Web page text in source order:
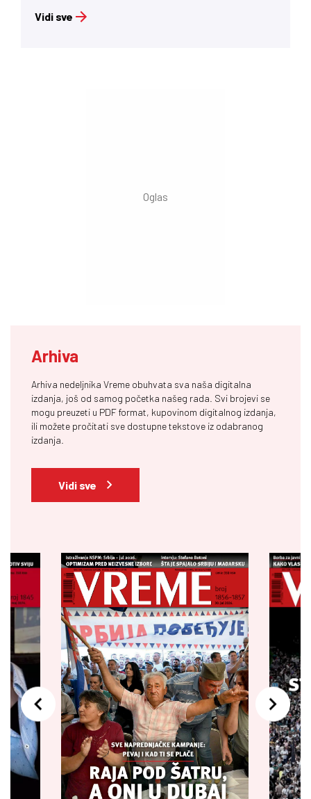
Vidi sve
Arhiva
Arhiva nedeljnika Vreme obuhvata sva naša digitalna
izdanja, još od samog početka našeg rada. Svi brojevi se
mogu preuzeti u PDF format, kupovinom digitalnog izdanja,
ili možete pročitati sve dostupne tekstove iz odabranog
izdanja.
Vidi sve